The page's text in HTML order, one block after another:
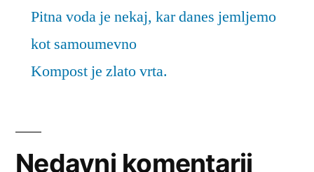
Pitna voda je nekaj, kar danes jemljemo
kot samoumevno
Kompost je zlato vrta.
Nedavni komentarji